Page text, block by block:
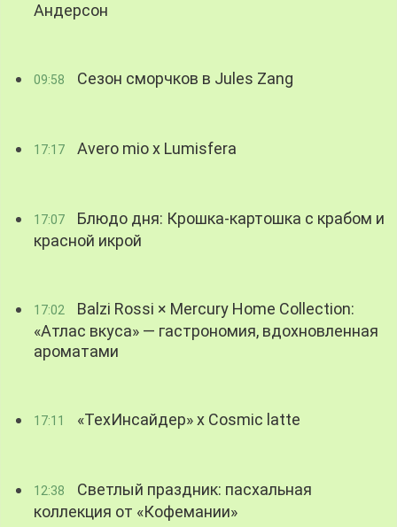
Андерсон
09:58 Сезон сморчков в Jules Zang
17:17 Avero mio x Lumisfera
17:07
Блюдо дня: Крошка-картошка с крабом и
красной икрой
17:02
Balzi Rossi × Mercury Home Collection:
«Атлас вкуса» — гастрономия, вдохновленная
ароматами
17:11 «ТехИнсайдер» х Cosmic latte
12:38
Светлый праздник: пасхальная
коллекция от «Кофемании»